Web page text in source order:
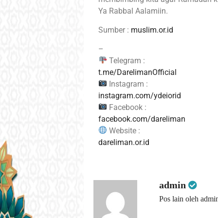
Ya Rabbal Aalamiin.
Sumber : muslim.or.id
–
Telegram :
t.me/DarelimanOfficial
Instagram :
instagram.com/ydeiorid
Facebook :
facebook.com/dareliman
Website :
dareliman.or.id
admin
Pos lain oleh